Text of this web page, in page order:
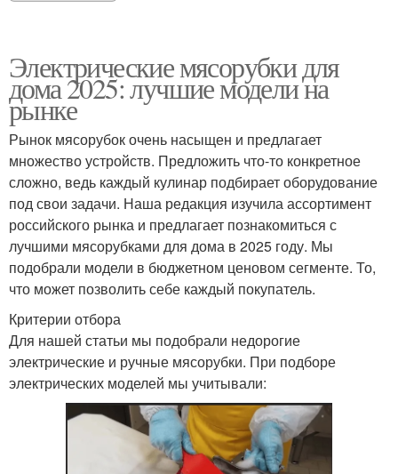
Электрические мясорубки для
дома 2025: лучшие модели на
рынке
Рынок мясорубок очень насыщен и предлагает
множество устройств. Предложить что-то конкретное
сложно, ведь каждый кулинар подбирает оборудование
под свои задачи. Наша редакция изучила ассортимент
российского рынка и предлагает познакомиться с
лучшими мясорубками для дома в 2025 году. Мы
подобрали модели в бюджетном ценовом сегменте. То,
что может позволить себе каждый покупатель.
Критерии отбора
Для нашей статьи мы подобрали недорогие
электрические и ручные мясорубки. При подборе
электрических моделей мы учитывали: